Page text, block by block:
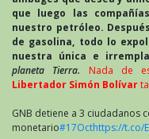
que luego las
nuestro petróleo.
de gasolina, todo lo
nuestra única e
planeta Tierra. Nada de
Libertador Simón Bolívar
GNB detiene a 3 ciudadanos
monetario#17Octhttps://t.co/